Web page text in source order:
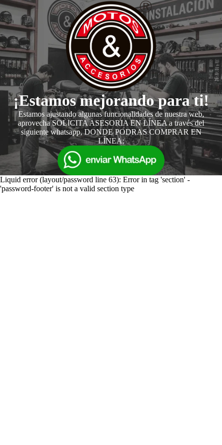
¡Estamos mejorando para ti!
Estamos ajustando algunas funcionalidades de nuestra web,
aprovecha SOLICITA ASESORIA EN LÍNEA a través del
siguiente whatsapp, DONDE PODRAS COMPRAR EN
LÍNEA:
Liquid error (layout/password line 63): Error in tag 'section' -
'password-footer' is not a valid section type